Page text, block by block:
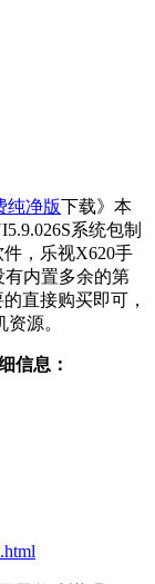
纯净版下载》本
系统包制
，乐视X620手
有内置多余的第
直接购买即可，
源。
信息：